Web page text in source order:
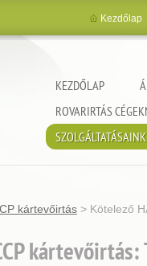
KEZDŐLAP
ROVARIRTÁS
SZOLGÁLTATÁSAINK
Kezdőlap
kártevőirtás > Kötelező